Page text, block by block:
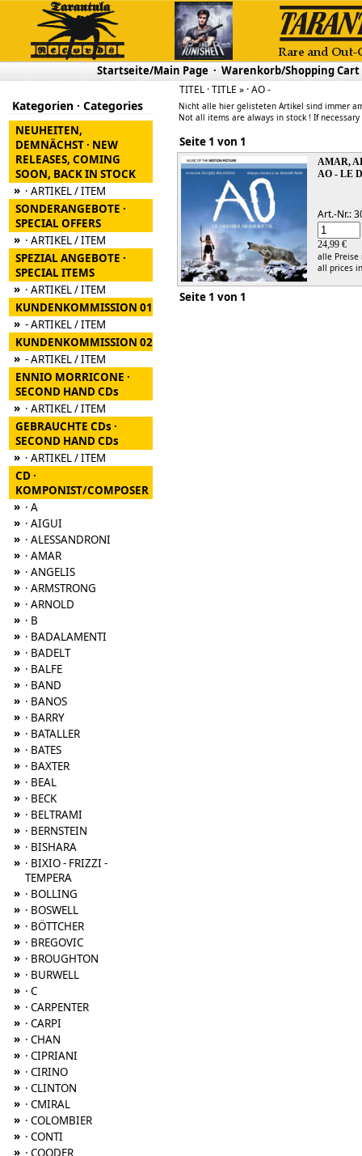
Startseite/Main Page · Warenkorb/Shopping Cart
Kategorien · Categories
NEUHEITEN,
DEMNÄCHST · NEW
RELEASES, COMING
SOON, BACK IN STOCK
» · ARTIKEL / ITEM
SONDERANGEBOTE ·
SPECIAL OFFERS
» · ARTIKEL / ITEM
SPEZIAL ANGEBOTE ·
SPECIAL ITEMS
» · ARTIKEL / ITEM
KUNDENKOMMISSION 01
» - ARTIKEL / ITEM
KUNDENKOMMISSION 02
» - ARTIKEL / ITEM
ENNIO MORRICONE ·
SECOND HAND CDs
» · ARTIKEL / ITEM
GEBRAUCHTE CDs ·
SECOND HAND CDs
» · ARTIKEL / ITEM
CD ·
KOMPONIST/COMPOSER
» · A
» · AIGUI
» · ALESSANDRONI
» · AMAR
» · ANGELIS
» · ARMSTRONG
» · ARNOLD
» · B
» · BADALAMENTI
» · BADELT
» · BALFE
» · BAND
» · BANOS
» · BARRY
» · BATALLER
» · BATES
» · BAXTER
» · BEAL
» · BECK
» · BELTRAMI
» · BERNSTEIN
» · BISHARA
» · BIXIO - FRIZZI -
TEMPERA
» · BOLLING
» · BOSWELL
» · BÖTTCHER
» · BREGOVIC
» · BROUGHTON
» · BURWELL
» · C
» · CARPENTER
» · CARPI
» · CHAN
» · CIPRIANI
» · CIRINO
» · CLINTON
» · CMIRAL
» · COLOMBIER
» · CONTI
» · COODER
TITEL · TITLE » · AO -
Nicht alle hier gelisteten Artikel sind immer
Not all items are always in stock ! If
Seite 1 von 1
AMAR,
AO - LE
Art.-Nr.:
24,99 €
alle
all prices
Seite 1 von 1